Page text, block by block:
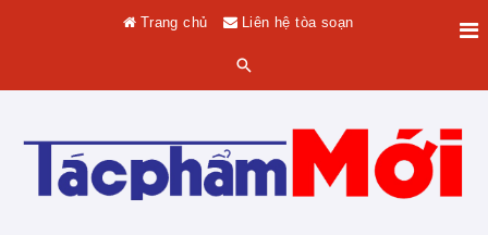
Trang chủ Liên hệ tòa soạn